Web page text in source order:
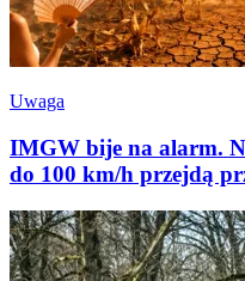
Uwaga
IMGW bije na alarm.
do 100 km/h przejdą